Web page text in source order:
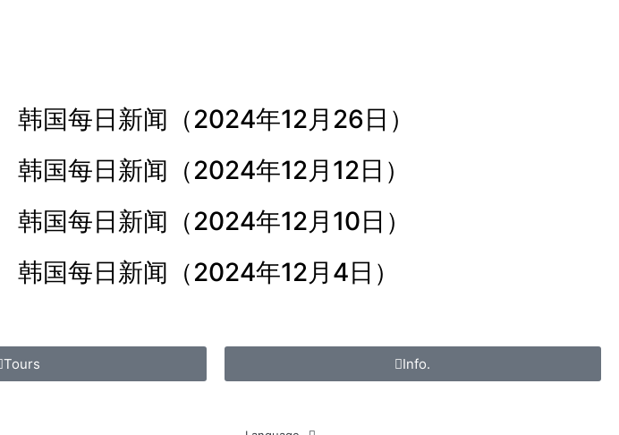
韩国每日新闻（2024年12月26日）
韩国每日新闻（2024年12月12日）
韩国每日新闻（2024年12月10日）
韩国每日新闻（2024年12月4日）
Tours Info.